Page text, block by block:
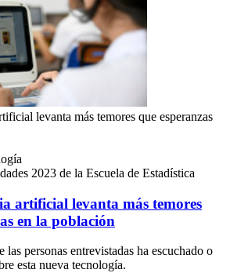
levanta más temores que esperanzas
2023 de la Escuela de Estadística
artificial levanta más temores
en la población
las personas entrevistadas ha escuchado o
esta nueva tecnología.